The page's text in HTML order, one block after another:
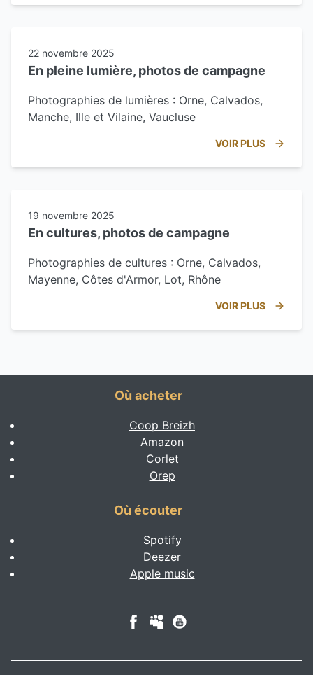
22 novembre 2025
En pleine lumière, photos de campagne
Photographies de lumières : Orne, Calvados,
Manche, Ille et Vilaine, Vaucluse
VOIR PLUS
19 novembre 2025
En cultures, photos de campagne
Photographies de cultures : Orne, Calvados,
Mayenne, Côtes d'Armor, Lot, Rhône
VOIR PLUS
Où acheter
Coop Breizh
Amazon
Corlet
Orep
Où écouter
Spotify
Deezer
Apple music
Page Facebook
MySpace account
YouTube account